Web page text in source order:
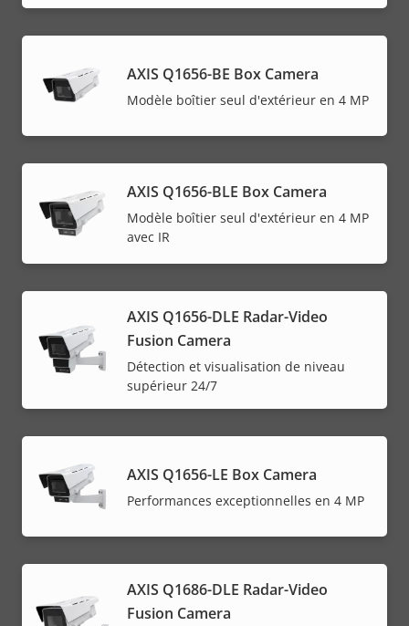
AXIS Q1656-BE Box Camera
Modèle boîtier seul d'extérieur en 4 MP
AXIS Q1656-BLE Box Camera
Modèle boîtier seul d'extérieur en 4 MP
avec IR
AXIS Q1656-DLE Radar-Video
Fusion Camera
Détection et visualisation de niveau
supérieur 24/7
AXIS Q1656-LE Box Camera
Performances exceptionnelles en 4 MP
AXIS Q1686-DLE Radar-Video
Fusion Camera